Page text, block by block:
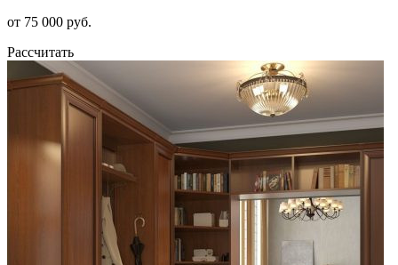
от 75 000 руб.
Рассчитать